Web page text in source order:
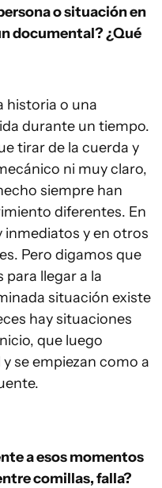
o situación en
documental? ¿Qué
historia o una
durante un tiempo.
tirar de la cuerda y
ni muy claro,
siempre han
diferentes. En
inmediatos y en otros
Pero digamos que
llegar a la
situación existe
hay situaciones
que luego
se empiezan como a
a esos momentos
comillas, falla?